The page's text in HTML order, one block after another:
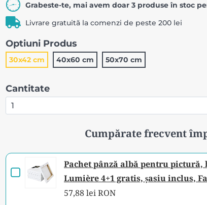
Grabeste-te, mai avem doar 3 produse în stoc
Livrare gratuită la comenzi de peste 200 lei
Optiuni Produs
30x42 cm 40x60 cm 50x70 cm
Cantitate
Cumpărate frecvent
Checkbox
Pachet pânză albă pentru pictură,
Lumière 4+1 gratis, șasiu inclus,
57,88 lei RON